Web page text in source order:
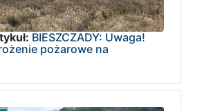
BIESZCZADY: Uwaga!
pożarowe na